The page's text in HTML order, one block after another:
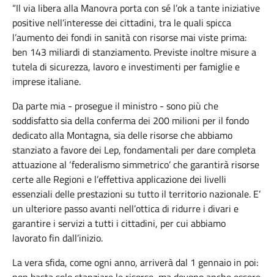
“Il via libera alla Manovra porta con sé l’ok a tante iniziative
positive nell’interesse dei cittadini, tra le quali spicca
l’aumento dei fondi in sanità con risorse mai viste prima:
ben 143 miliardi di stanziamento. Previste inoltre misure a
tutela di sicurezza, lavoro e investimenti per famiglie e
imprese italiane.
Da parte mia - prosegue il ministro - sono più che
soddisfatto sia della conferma dei 200 milioni per il fondo
dedicato alla Montagna, sia delle risorse che abbiamo
stanziato a favore dei Lep, fondamentali per dare completa
attuazione al ‘federalismo simmetrico’ che garantirà risorse
certe alle Regioni e l’effettiva applicazione dei livelli
essenziali delle prestazioni su tutto il territorio nazionale. E’
un ulteriore passo avanti nell’ottica di ridurre i divari e
garantire i servizi a tutti i cittadini, per cui abbiamo
lavorato fin dall’inizio.
La vera sfida, come ogni anno, arriverà dal 1 gennaio in poi: